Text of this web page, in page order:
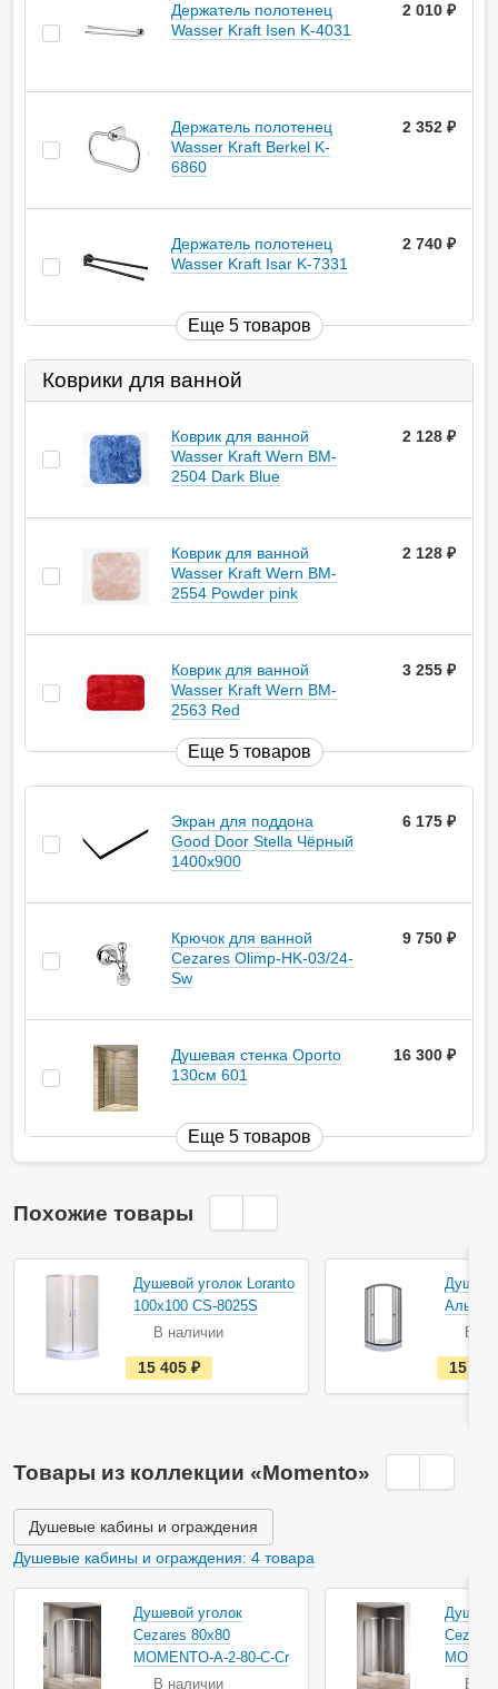
Держатель полотенец
Wasser Kraft Isen K-4031
2 010
Держатель полотенец
Wasser Kraft Berkel K-
6860
2 352
Держатель полотенец
Wasser Kraft Isar K-7331
2 740
Еще 5 товаров
Коврики для ванной
Коврик для ванной
Wasser Kraft Wern BM-
2504 Dark Blue
2 128
Коврик для ванной
Wasser Kraft Wern BM-
2554 Powder pink
2 128
Коврик для ванной
Wasser Kraft Wern BM-
2563 Red
3 255
Еще 5 товаров
Экран для поддона
Good Door Stella Чёрный
1400x900
6 175
Крючок для ванной
Cezares Olimp-HK-03/24-
Sw
9 750
Душевая стенка Oporto
130см 601
16 300
Еще 5 товаров
Похожие товары
Душевой уголок Loranto
100х100 CS-8025S
В наличии
е
с
т
л
и
15 405
Акция
Альфа-
В
15
Товары из коллекции «Momento»
Душевые кабины и ограждения
Душевые кабины и ограждения: 4 товара
Душевой уголок
Cezares 80х80
MOMENTO-A-2-80-C-Cr
В наличии
В